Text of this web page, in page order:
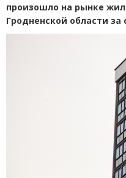
произошло на рынке
Гродненской области